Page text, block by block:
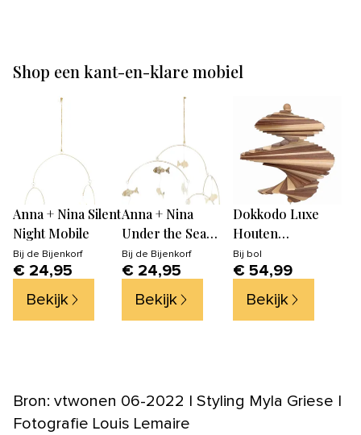
Shop een kant-en-klare mobiel
Anna + Nina Silent
Night Mobile
Bij de Bijenkorf
€ 24,95
Bekijk
Anna + Nina
Under the Sea
Mobile
Bij de Bijenkorf
€ 24,95
Bekijk
Dokkodo Luxe
Houten
Windspinner
Bij bol
€ 54,99
Bekijk
Bron: vtwonen 06-2022 | Styling Myla Griese |
Fotografie Louis Lemaire